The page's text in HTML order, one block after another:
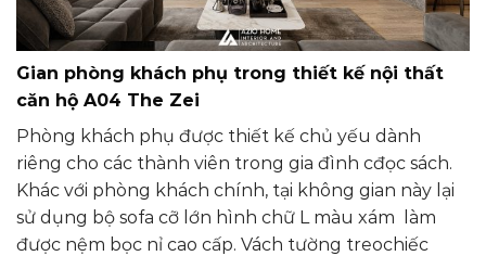
Gian phòng khách phụ trong thiết kế nội thất
căn hộ A04 The Zei
Phòng khách phụ được thiết kế chủ yếu dành
riêng cho các thành viên trong gia đình cđọc sách.
Khác với phòng khách chính, tại không gian này lại
sử dụng bộ sofa cỡ lớn hình chữ L màu xám làm
được nệm bọc nỉ cao cấp. Vách tường treochiếc